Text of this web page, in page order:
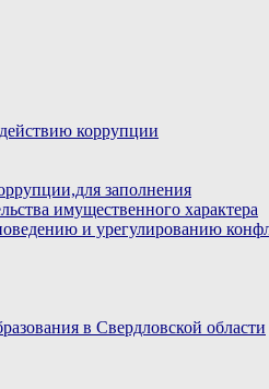
коррупции
заполнения
имущественного характера
и урегулированию
в Свердловской области